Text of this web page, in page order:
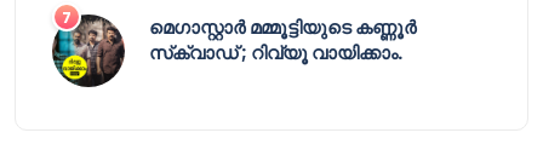
മെഗാസ്റ്റാർ മമ്മൂട്ടിയുടെ കണ്ണൂർ
സ്‌ക്വാഡ് ; റിവ്യൂ വായിക്കാം.